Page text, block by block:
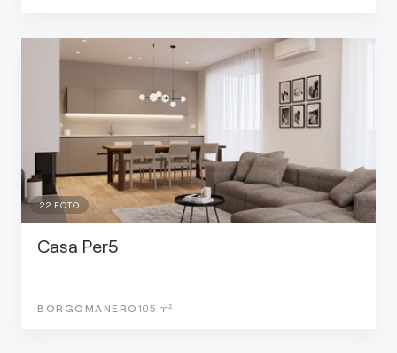
22 FOTO
Casa Per5
BORGOMANERO 105 m²